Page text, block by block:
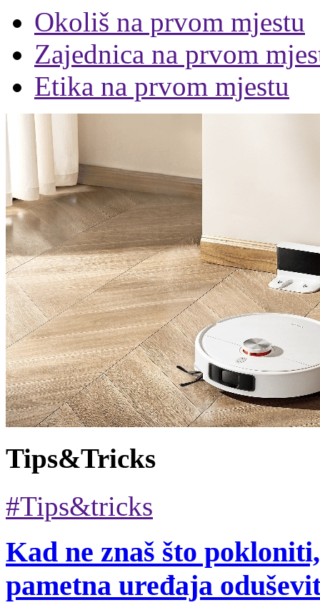
Okoliš na prvom mjestu
Zajednica na prvom
Etika na prvom mjestu
Tips&Tricks
#Tips&tricks
Kad ne znaš što
pametna uređaja